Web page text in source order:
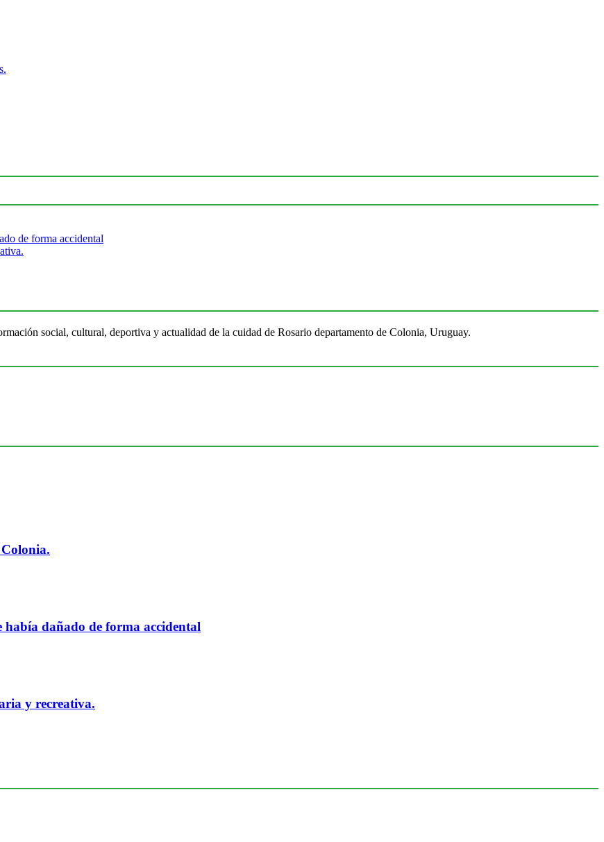
de forma accidental
social, cultural, deportiva y actualidad de la cuidad de Rosario departamento de Colonia, Uruguay.
había dañado de forma accidental
y recreativa.